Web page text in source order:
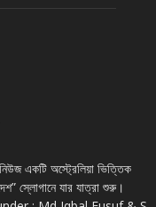
একটি অস্ট্রেলিয়া ভিত্তিক
স্লোগানে যার যাত্রা শুরু।